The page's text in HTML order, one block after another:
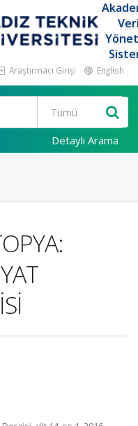
Araştırmacı Girişi English
Detaylı Arama